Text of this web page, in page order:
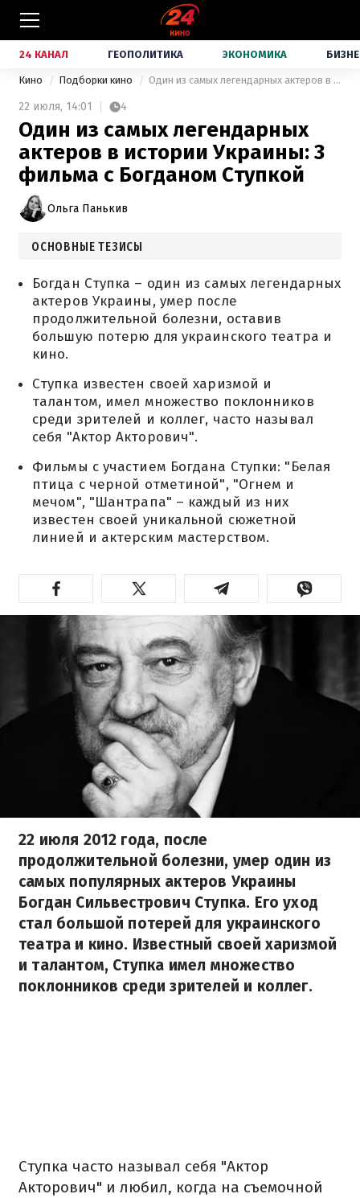
24 КАНАЛ ГЕОПОЛИТИКА ЭКОНОМИКА
Кино Подборки кино Один из самых легендарных актеров в истории Украины: 3 фильма с Богданом Ступкой
22 июля, 14:01 4
Один из самых легендарных
актеров в истории Украины: 3
фильма с Богданом Ступкой
Ольга Панькив
ОСНОВНЫЕ ТЕЗИСЫ
Богдан Ступка – один из самых легендарных
актеров Украины, умер после
продолжительной болезни, оставив
большую потерю для украинского театра и
кино.
Ступка известен своей харизмой и
талантом, имел множество поклонников
среди зрителей и коллег, часто называл
себя "Актор Акторович".
Фильмы с участием Богдана Ступки: "Белая
птица с черной отметиной", "Огнем и
мечом", "Шантрапа" – каждый из них
известен своей уникальной сюжетной
линией и актерским мастерством.
22 июля 2012 года, после
продолжительной болезни, умер один из
самых популярных актеров Украины
Богдан Сильвестрович Ступка. Его уход
стал большой потерей для украинского
театра и кино. Известный своей харизмой
и талантом, Ступка имел множество
поклонников среди зрителей и коллег.
Ступка часто называл себя "Актор
Акторович" и любил, когда на съемочной